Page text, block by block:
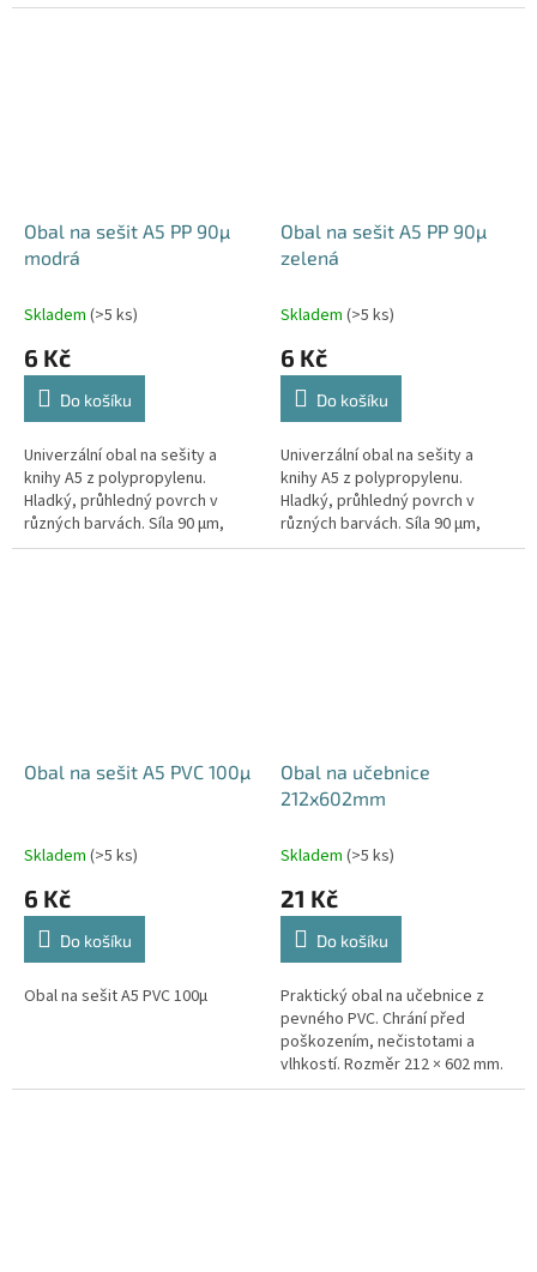
Různé barvy, síla materiálu 90
mm, síla 90 μm.
Obal na sešit A5 PP 90µ
modrá
Skladem (>5 ks)
6 Kč
Do košíku
Univerzální obal na sešity a
knihy A5 z polypropylenu.
Hladký, průhledný povrch v
různých barvách. Síla 90 μm,
rozměr 148 × 210 mm.
Obal na sešit A5 PP 90µ
zelená
Skladem (>5 ks)
6 Kč
Do košíku
Univerzální obal na sešity a
knihy A5 z polypropylenu.
Hladký, průhledný povrch v
různých barvách. Síla 90 μm,
rozměr 148 × 210 mm.
Obal na sešit A5 PVC 100µ
Skladem (>5 ks)
6 Kč
Do košíku
Obal na sešit A5 PVC 100µ
Obal na učebnice
212x602mm
Skladem (>5 ks)
21 Kč
Do košíku
Praktický obal na učebnice z
pevného PVC. Chrání před
poškozením, nečistotami a
vlhkostí. Rozměr 212 × 602 mm.